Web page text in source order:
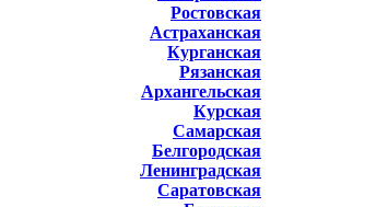
Ростовская
Астраханская
Курганская
Рязанская
Архангельская
Курская
Самарская
Белгородская
Ленинградская
Саратовская